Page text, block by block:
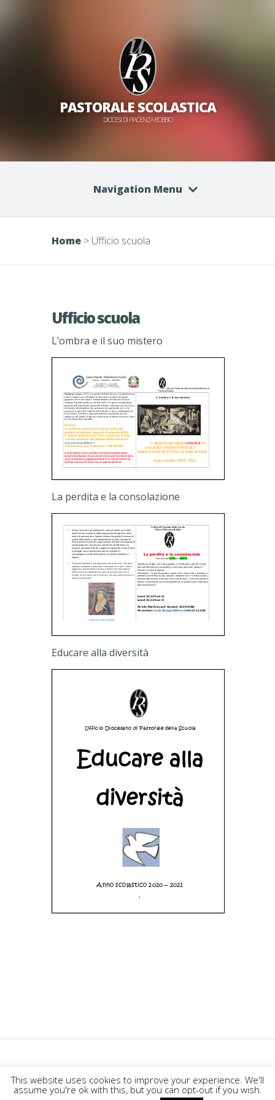
PASTORALE SCOLASTICA
DIOCESI DI PIACENZA-BOBBIO
Navigation Menu
Home > Ufficio scuola
Ufficio scuola
L’ombra e il suo mistero
La perdita e la consolazione
Educare alla diversità
Designed by Elegant Themes|
Powered byWordPress
This website uses cookies to improve your experience. We'll
assume you're ok with this, but you can opt-out if you wish.